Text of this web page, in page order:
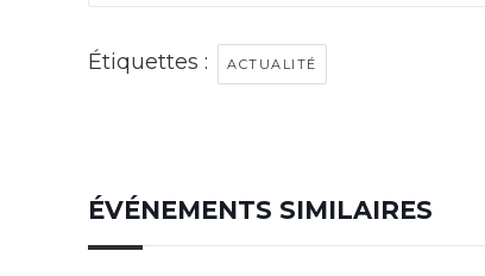
Étiquettes : ACTUALITÉ
ÉVÉNEMENTS SIMILAIRES